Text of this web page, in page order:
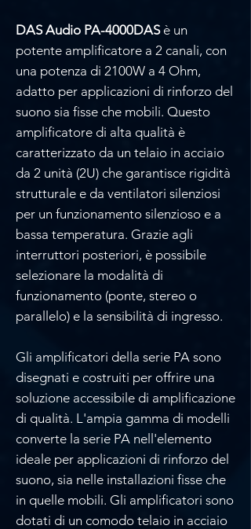
DAS Audio PA-4000DASè un
potente amplificatore a 2 canali, con
una potenza di 2100W a 4 Ohm,
adatto per applicazioni di rinforzo del
suono sia fisse che mobili. Questo
amplificatore di alta qualità è
caratterizzato da un telaio in acciaio
da 2 unità (2U) che garantisce rigidità
strutturale e da ventilatori silenziosi
per un funzionamento silenzioso e a
bassa temperatura. Grazie agli
interruttori posteriori, è possibile
selezionare la modalità di
funzionamento (ponte, stereo o
parallelo) e la sensibilità di ingresso.
Gli amplificatori della serie PA sono
disegnati e costruiti per offrire una
soluzione accessibile di amplificazione
di qualità. L'ampia gamma di modelli
converte la serie PA nell'elemento
ideale per applicazioni di rinforzo del
suono, sia nelle installazioni fisse che
in quelle mobili. Gli amplificatori sono
dotati di un comodo telaio in acciaio